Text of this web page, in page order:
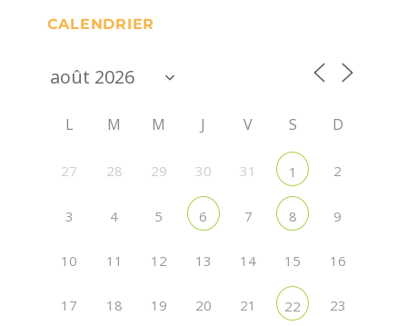
CALENDRIER
L M M J V S D
27 28 29 30 31 1 2
3 4 5 6 7 8 9
10 11 12 13 14 15 16
17 18 19 20 21 22 23